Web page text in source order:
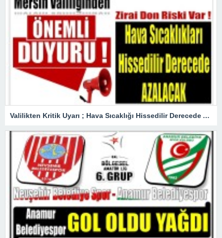
Valilikten Kritik Uyarı ; Hava Sıcaklığı Hissedilir Derecede Azalacak!